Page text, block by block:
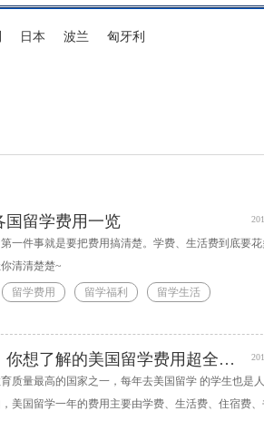
日本 波兰
匈牙利
国留学费用一览
一件事就是要把费用搞清楚。学费、生活费到底要
清清楚楚~
留学费用 留学福利
留学生活
来了来了，你想了解的美国留学费用超全盘点！
质量最高的国家之一，每年去美国留学 的学生也是
美国留学一年的费用主要由学费、生活费、住宿费、